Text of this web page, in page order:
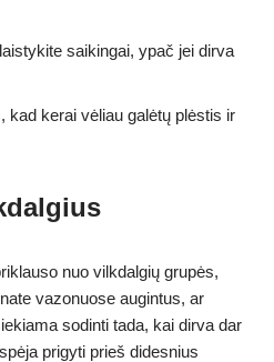
saikingai, ypač jei dirva
kad kerai vėliau galėtų plėstis ir
nuo vilkdalgių grupės,
vazonuose augintus, ar
sodinti tada, kai dirva dar
prigyti prieš didesnius